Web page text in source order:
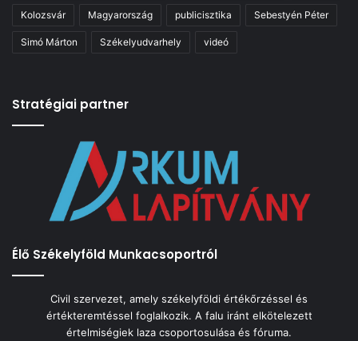
Kolozsvár Magyarország publicisztika Sebestyén Péter
Simó Márton Székelyudvarhely videó
Stratégiai partner
Élő Székelyföld Munkacsoportról
Civil szervezet, amely székelyföldi értékőrzéssel és
értékteremtéssel foglalkozik. A falu iránt elkötelezett
értelmiségiek laza csoportosulása és fóruma.